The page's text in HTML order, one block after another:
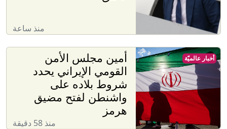
منذ ساعة
أمين مجلس الأمن
القومي الإيراني يحدد
شروط بلاده على
واشنطن لفتح مضيق
هرمز
منذ 58 دقيقة
أخبار عالميّة